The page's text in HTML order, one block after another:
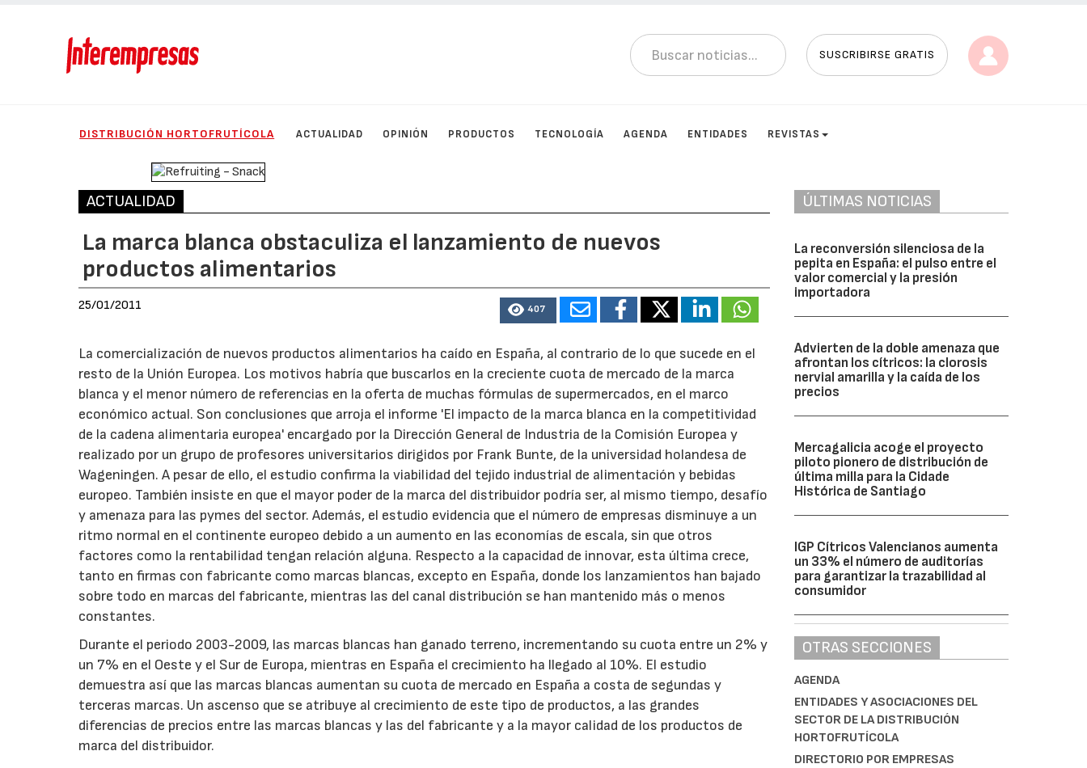
SUSCRIBIRSE GRATIS
DISTRIBUCIÓN HORTOFRUTÍCOLA ACTUALIDAD OPINIÓN PRODUCTOS TECNOLOGÍA AGENDA ENTIDADES REVISTAS
ACTUALIDAD
La marca blanca obstaculiza el lanzamiento de nuevos
productos alimentarios
25/01/2011 407
La comercialización de nuevos productos alimentarios ha caído en España, al contrario de lo que sucede en el
resto de la Unión Europea. Los motivos habría que buscarlos en la creciente cuota de mercado de la marca
blanca y el menor número de referencias en la oferta de muchas fórmulas de supermercados, en el marco
económico actual. Son conclusiones que arroja el informe 'El impacto de la marca blanca en la competitividad
de la cadena alimentaria europea' encargado por la Dirección General de Industria de la Comisión Europea y
realizado por un grupo de profesores universitarios dirigidos por Frank Bunte, de la universidad holandesa de
Wageningen. A pesar de ello, el estudio confirma la viabilidad del tejido industrial de alimentación y bebidas
europeo. También insiste en que el mayor poder de la marca del distribuidor podría ser, al mismo tiempo, desafío
y amenaza para las pymes del sector. Además, el estudio evidencia que el número de empresas disminuye a un
ritmo normal en el continente europeo debido a un aumento en las economías de escala, sin que otros
factores como la rentabilidad tengan relación alguna. Respecto a la capacidad de innovar, esta última crece,
tanto en firmas con fabricante como marcas blancas, excepto en España, donde los lanzamientos han bajado
sobre todo en marcas del fabricante, mientras las del canal distribución se han mantenido más o menos
constantes.
Durante el periodo 2003-2009, las marcas blancas han ganado terreno, incrementando su cuota entre un 2% y
un 7% en el Oeste y el Sur de Europa, mientras en España el crecimiento ha llegado al 10%. El estudio
demuestra así que las marcas blancas aumentan su cuota de mercado en España a costa de segundas y
terceras marcas. Un ascenso que se atribuye al crecimiento de este tipo de productos, a las grandes
diferencias de precios entre las marcas blancas y las del fabricante y a la mayor calidad de los productos de
marca del distribuidor.
ÚLTIMAS NOTICIAS
La reconversión silenciosa de la
pepita en España: el pulso entre el
valor comercial y la presión
importadora
Advierten de la doble amenaza que
afrontan los cítricos: la clorosis
nervial amarilla y la caída de los
precios
Mercagalicia acoge el proyecto
piloto pionero de distribución de
última milla para la Cidade
Histórica de Santiago
IGP Cítricos Valencianos aumenta
un 33% el número de auditorías
para garantizar la trazabilidad al
consumidor
OTRAS SECCIONES
AGENDA
ENTIDADES Y ASOCIACIONES DEL
SECTOR DE LA DISTRIBUCIÓN
HORTOFRUTÍCOLA
DIRECTORIO POR EMPRESAS